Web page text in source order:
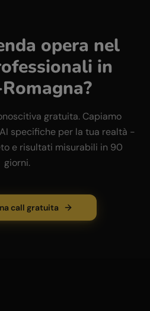
opera nel
in
?
gratuita. Capiamo
specifiche per la tua realtà -
e risultati misurabili in 90
giorni.
call gratuita